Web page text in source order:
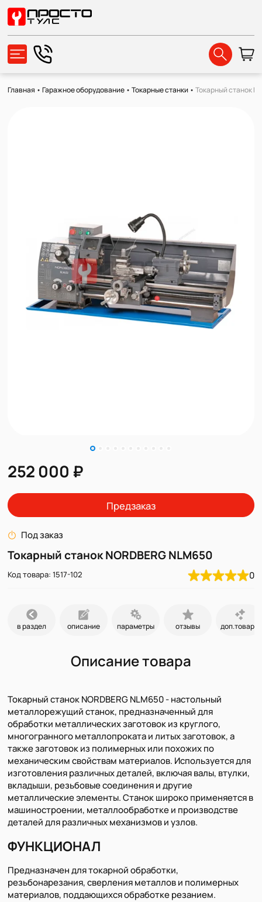
Главная •Гаражное оборудование •Токарные станки •Токарный станок
252 000 ₽
Предзаказ
Под заказ
Токарный станок NORDBERG NLM650
Код товара: 1517-102 0
в раздел описание параметры отзывы доп.товары
Описание товара
Токарный станок NORDBERG NLM650 - настольный
металлорежущий станок, предназначенный для
обработки металлических заготовок из круглого,
многогранного металлопроката и литых заготовок, а
также заготовок из полимерных или похожих по
механическим свойствам материалов. Используется для
изготовления различных деталей, включая валы, втулки,
вкладыши, резьбовые соединения и другие
металлические элементы. Станок широко применяется в
машиностроении, металлообработке и производстве
деталей для различных механизмов и узлов.
ФУНКЦИОНАЛ
Предназначен для токарной обработки,
резьбонарезания, сверления металлов и полимерных
материалов, поддающихся обработке резанием.